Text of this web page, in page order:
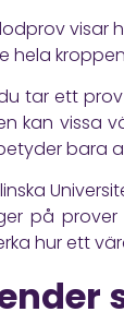
visar
hela
tar ett
kan vissa
bara
på prover
hur ett